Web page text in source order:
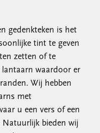
gedenkteken is het
tint te geven
zetten of te
waardoor er
Wij hebben
met
u een vers of een
bieden wij